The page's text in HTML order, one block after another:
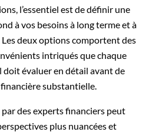
l’essentiel est de définir une
à vos besoins à long terme et à
deux options comportent des
intriqués que chaque
évaluer en détail avant de
substantielle.
des experts financiers peut
plus nuancées et